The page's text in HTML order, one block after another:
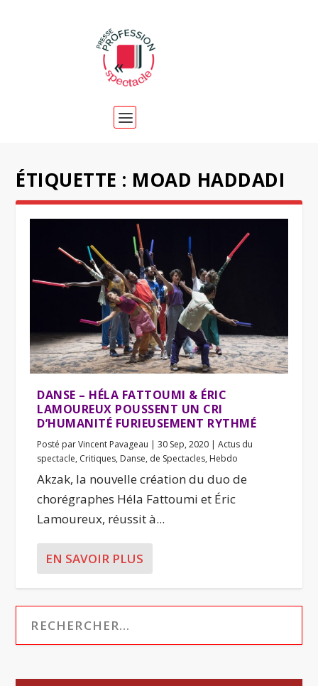
ÉTIQUETTE : MOAD HADDADI
DANSE – HÉLA FATTOUMI & ÉRIC
LAMOUREUX POUSSENT UN CRI
D’HUMANITÉ FURIEUSEMENT RYTHMÉ
Posté parVincent Pavageau |30 Sep, 2020 |Actus du
spectacle, Critiques, Danse, de Spectacles, Hebdo
Akzak, la nouvelle création du duo de
chorégraphes Héla Fattoumi et Éric
Lamoureux, réussit à...
EN SAVOIR PLUS